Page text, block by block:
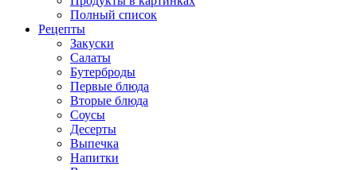
Полный список
Рецепты
Закуски
Салаты
Бутерброды
Первые блюда
Вторые блюда
Соусы
Десерты
Выпечка
Напитки